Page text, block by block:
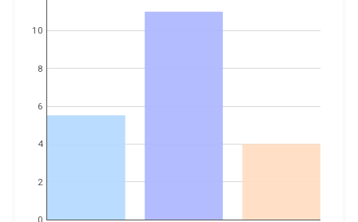
2
4
6
8
10